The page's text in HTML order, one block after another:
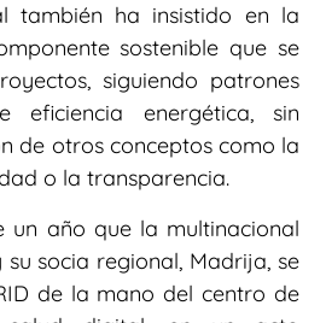
también ha insistido en la
sostenible que se
siguiendo patrones
eficiencia energética, sin
de otros conceptos como la
o la transparencia.
un año que la multinacional
socia regional, Madrija, se
de la mano del centro de